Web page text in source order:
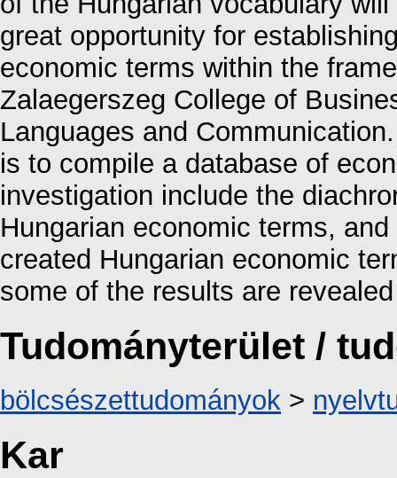
great opportunity for
economic terms within the
Zalaegerszeg College of
Languages and
is to compile a database of
investigation include the
Hungarian economic terms,
created Hungarian economic
some of the results are
Tudományterület /
bölcsészettudományok >
Kar